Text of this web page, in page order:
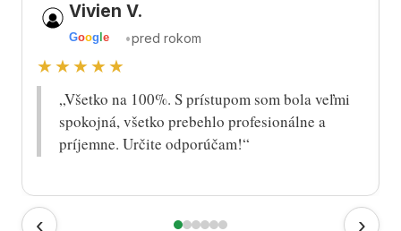
‹
Vivien V.
Goog le •pred rokom
★★★★★
„Všetko na 100%. S prístupom som bola veľmi
spokojná, všetko prebehlo profesionálne a
príjemne. Určite odporúčam!“
›